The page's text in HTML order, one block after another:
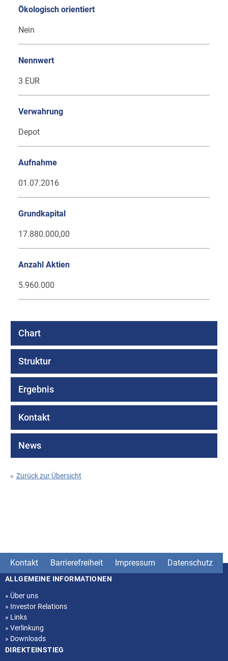
Ökologisch orientiert
Nein
Nennwert
3 EUR
Verwahrung
Depot
Aufnahme
01.07.2016
Grundkapital
17.880.000,00
Anzahl Aktien
5.960.000
Chart
Struktur
Ergebnis
Kontakt
News
« Zurück zur Übersicht
Kontakt Barrierefreiheit Impressum Datenschutz
Seitenstruktur
ALLGEMEINE INFORMATIONEN
» Über uns
» Investor Relations
» Links
» Verlinkung
» Downloads
DIREKTEINSTIEG